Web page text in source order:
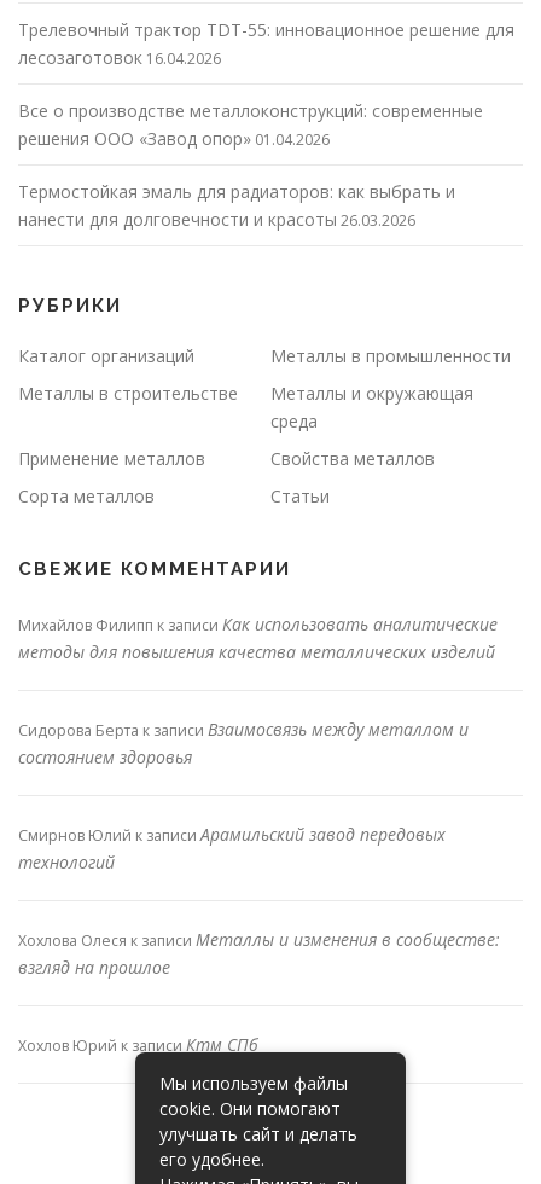
Трелевочный трактор TDT-55: инновационное решение для
лесозаготовок 16.04.2026
Все о производстве металлоконструкций: современные
решения ООО «Завод опор» 01.04.2026
Термостойкая эмаль для радиаторов: как выбрать и
нанести для долговечности и красоты 26.03.2026
РУБРИКИ
Каталог организаций
Металлы в промышленности
Металлы в строительстве
Металлы и окружающая
среда
Применение металлов
Свойства металлов
Сорта металлов
Статьи
СВЕЖИЕ КОММЕНТАРИИ
Михайлов Филипп к записи Как использовать аналитические
методы для повышения качества металлических изделий
Сидорова Берта к записи Взаимосвязь между металлом и
состоянием здоровья
Смирнов Юлий к записиАрамильский завод передовых
технологий
Хохлова Олеся к записи Металлы и изменения в сообществе:
взгляд на прошлое
Хохлов Юрий к записи Ктм СПб
Мы используем файлы
cookie. Они помогают
улучшать сайт и делать
его удобнее.